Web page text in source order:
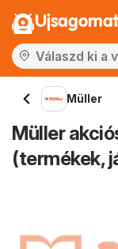
Ujsagomat
Müller
Müller
(termékek,